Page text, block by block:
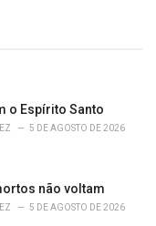
o Espírito Santo
5 DE AGOSTO DE 2026
não voltam
5 DE AGOSTO DE 2026